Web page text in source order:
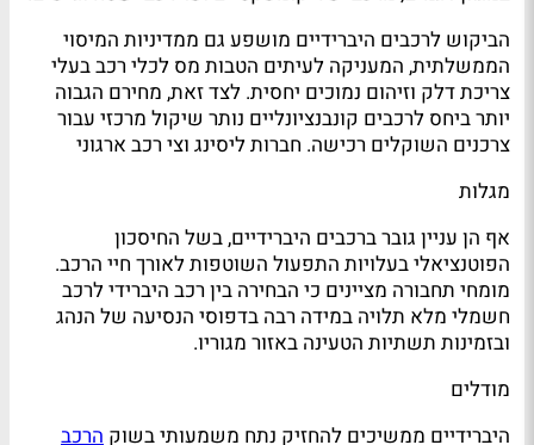
הביקוש לרכבים היברידיים מושפע גם ממדיניות המיסוי
הממשלתית, המעניקה לעיתים הטבות מס לכלי רכב בעלי
צריכת דלק וזיהום נמוכים יחסית. לצד זאת, מחירם הגבוה
יותר ביחס לרכבים קונבנציונליים נותר שיקול מרכזי עבור
צרכנים השוקלים רכישה. חברות ליסינג וצי רכב ארגוני
מגלות
אף הן עניין גובר ברכבים היברידיים, בשל החיסכון
הפוטנציאלי בעלויות התפעול השוטפות לאורך חיי הרכב.
מומחי תחבורה מציינים כי הבחירה בין רכב היברידי לרכב
חשמלי מלא תלויה במידה רבה בדפוסי הנסיעה של הנהג
ובזמינות תשתיות הטעינה באזור מגוריו.
מודלים
היברידיים ממשיכים להחזיק נתח משמעותי בשוק הרכב